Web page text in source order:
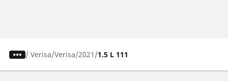
/ Verisa Verisa 2021 1.5 L 111